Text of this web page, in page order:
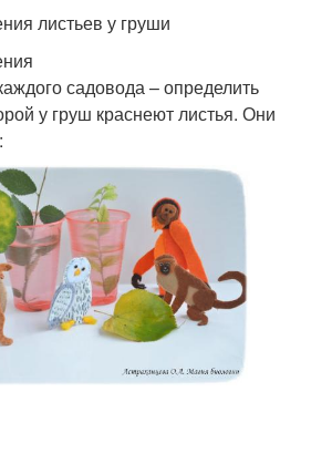
листьев у груши
садовода – определить
у груш краснеют листья. Они